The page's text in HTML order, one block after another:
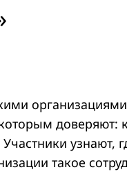
доверяют:
узнают,
такое